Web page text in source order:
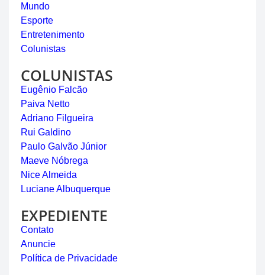
Mundo
Esporte
Entretenimento
Colunistas
COLUNISTAS
Eugênio Falcão
Paiva Netto
Adriano Filgueira
Rui Galdino
Paulo Galvão Júnior
Maeve Nóbrega
Nice Almeida
Luciane Albuquerque
EXPEDIENTE
Contato
Anuncie
Política de Privacidade